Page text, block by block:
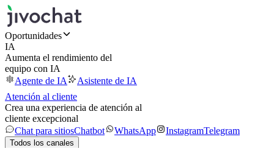
Oportunidades
IA
Aumenta el rendimiento del
equipo con IA
Agente de IA
Asistente de IA
Atención al cliente
Crea una experiencia de atención al
cliente excepcional
Chat para sitiosChatbot WhatsApp InstagramTelegram
Todos los canales